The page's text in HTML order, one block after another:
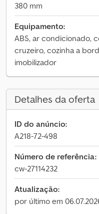
380 mm
Equipamento:
ABS, ar condicionado,
cruzeiro, cozinha a
imobilizador
Detalhes da oferta
ID do anúncio:
A218-72-498
Número de referência:
cw-27114232
Atualização:
por último em